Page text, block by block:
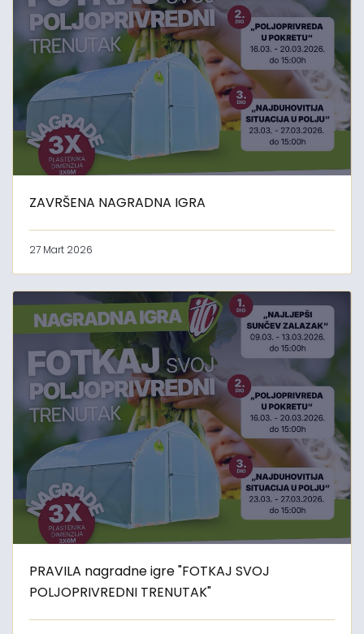
ZAVRŠENA NAGRADNA IGRA
27 Mart 2026
PRAVILA nagradne igre "FOTKAJ SVOJ
POLJOPRIVREDNI TRENUTAK"